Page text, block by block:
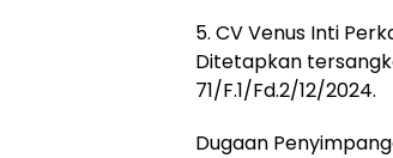
5. CV Venus Inti
Ditetapkan
71/F.1/Fd.2/12/2024.
Dugaan